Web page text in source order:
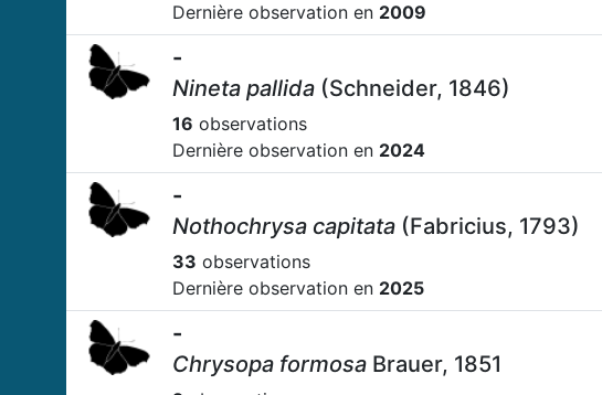
Dernière observation en 2009
-
Nineta pallida (Schneider, 1846)
16 observations
Dernière observation en 2024
-
Nothochrysa capitata (Fabricius, 1793)
33 observations
Dernière observation en 2025
-
Chrysopa formosa Brauer, 1851